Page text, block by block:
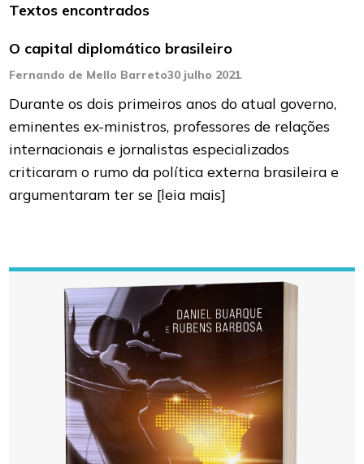
Textos encontrados
O capital diplomático brasileiro
Fernando de Mello Barreto30 julho 2021
Durante os dois primeiros anos do atual governo,
eminentes ex-ministros, professores de relações
internacionais e jornalistas especializados
criticaram o rumo da política externa brasileira e
argumentaram ter se [leia mais]